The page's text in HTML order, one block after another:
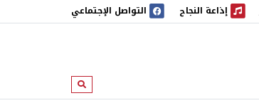
إذاعة النجاح
إذاعة النجاح التواصل الإجتماعي
ابحث